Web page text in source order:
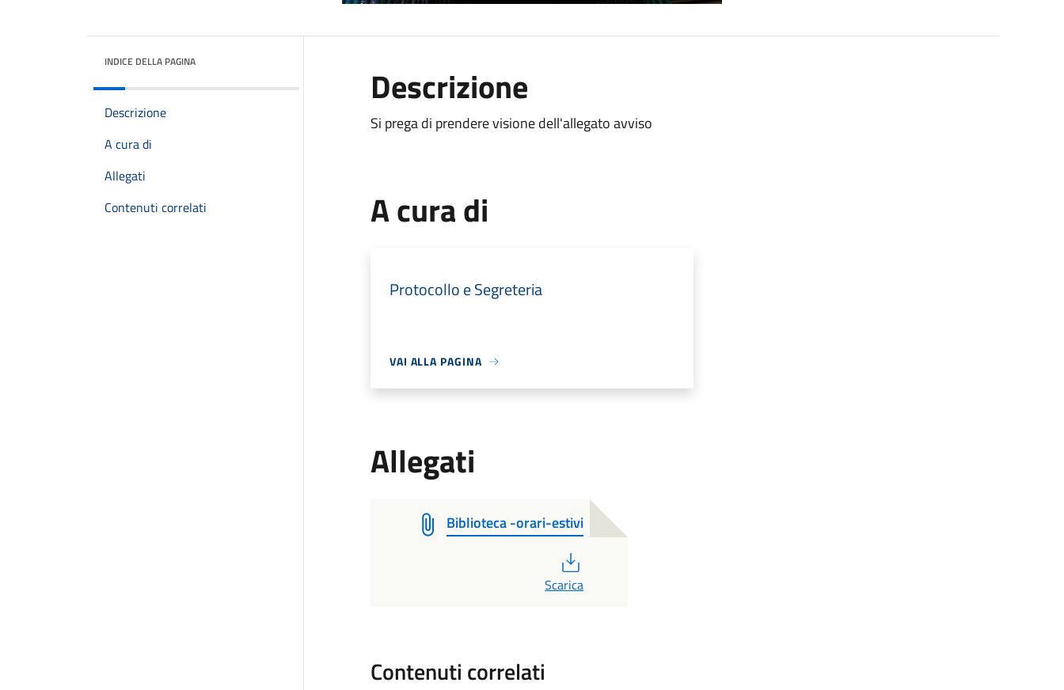
INDICE DELLA PAGINA
Descrizione
A cura di
Allegati
Contenuti correlati
Descrizione
Si prega di prendere visione dell'allegato avviso
A cura di
Protocollo e Segreteria
VAI ALLA PAGINA
Allegati
Biblioteca -orari-estivi
Scarica
Contenuti correlati